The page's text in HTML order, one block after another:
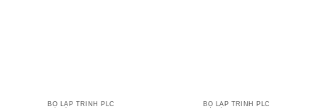
BỘ LẬP TRÌNH PLC BỘ LẬP TRÌNH PLC